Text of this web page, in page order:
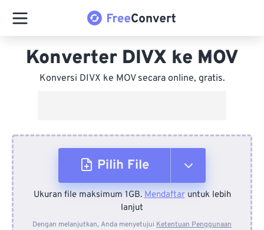
Konverter DIVX ke MOV
Konversi DIVX ke MOV secara online, gratis.
Pilih File
Dari Perangkat
Ukuran file maksimum 1GB.Mendaftaruntuk lebih
lanjut
Dengan melanjutkan, Anda menyetujui Ketentuan Penggunaan